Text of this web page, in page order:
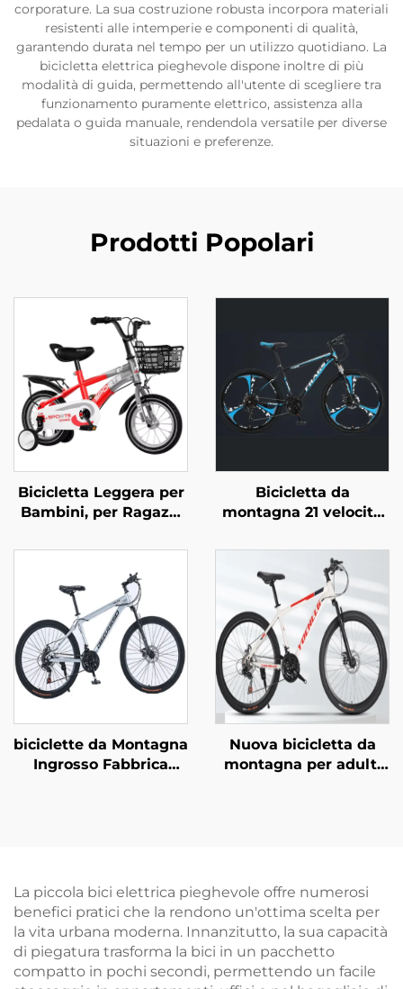
corporature. La sua costruzione robusta incorpora materiali
resistenti alle intemperie e componenti di qualità,
garantendo durata nel tempo per un utilizzo quotidiano. La
bicicletta elettrica pieghevole dispone inoltre di più
modalità di guida, permettendo all'utente di scegliere tra
funzionamento puramente elettrico, assistenza alla
pedalata o guida manuale, rendendola versatile per diverse
situazioni e preferenze.
Prodotti Popolari
Bicicletta Leggera per
Bambini, per Ragazzi
Taglie Piccola Media
Grande, con Forcella in
Acciaio e Pedali
Normali
Bicicletta da
montagna 21 velocità
adulti, forcella
anteriore in acciaio
con sospensione
bloccabile e freno a
disco, vendita
all'ingrosso
biciclette da Montagna
Ingrosso Fabbrica
Nuova bicicletta da
montagna per adulti
forcella in acciaio,
pedali normali e
pieghevole
La piccola bici elettrica pieghevole offre numerosi
benefici pratici che la rendono un'ottima scelta per
la vita urbana moderna. Innanzitutto, la sua capacità
di piegatura trasforma la bici in un pacchetto
compatto in pochi secondi, permettendo un facile